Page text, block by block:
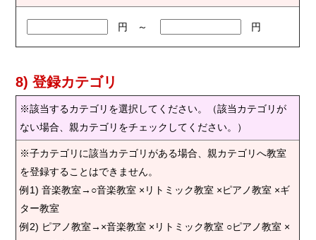
円 ～ 円
8) 登録カテゴリ
※該当するカテゴリを選択してください。（該当カテゴリが
ない場合、親カテゴリをチェックしてください。）
※子カテゴリに該当カテゴリがある場合、親カテゴリへ教室
を登録することはできません。
例1) 音楽教室→○音楽教室 ×リトミック教室 ×ピアノ教室 ×ギ
ター教室
例2) ピアノ教室→×音楽教室 ×リトミック教室 ○ピアノ教室 ×